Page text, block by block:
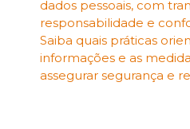
dados pessoais, com
responsabilidade e
Saiba quais práticas
informações e as
assegurar segurança e